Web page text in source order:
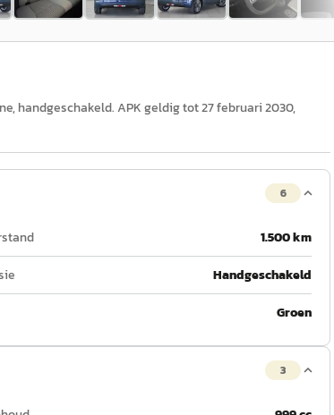
handgeschakeld. APK geldig tot 27 februari 2030,
6
1.500 km
Handgeschakeld
Groen
3